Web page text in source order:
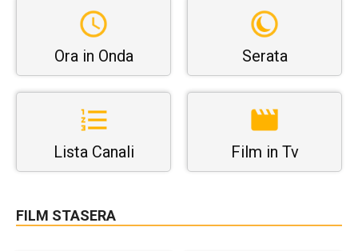
Ora in Onda Serata
Lista Canali Film in Tv
FILM STASERA